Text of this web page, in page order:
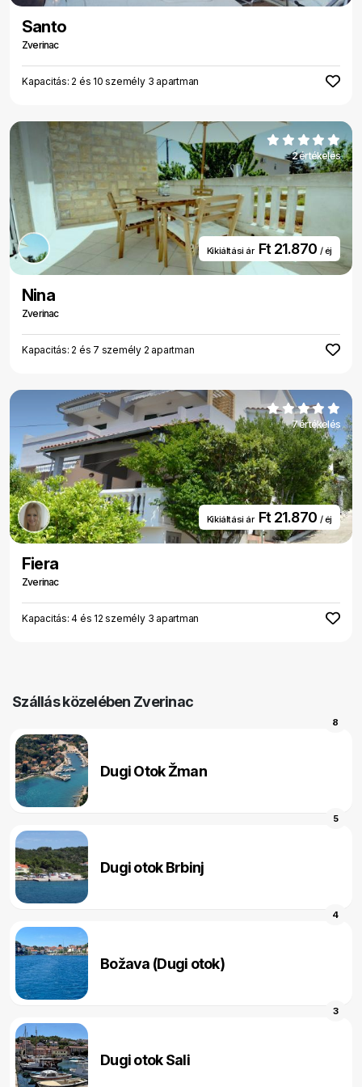
Santo
Zverinac
Kapacitás: 2 és 10 személy 3 apartman
2 értékelés
Kikiáltási ár Ft 21.870 / éj
Nina
Zverinac
Kapacitás: 2 és 7 személy 2 apartman
7 értékelés
Kikiáltási ár Ft 21.870 / éj
Fiera
Zverinac
Kapacitás: 4 és 12 személy 3 apartman
Szállás közelében Zverinac
Dugi Otok Žman
8
Dugi otok Brbinj
5
Božava (Dugi otok)
4
Dugi otok Sali
3